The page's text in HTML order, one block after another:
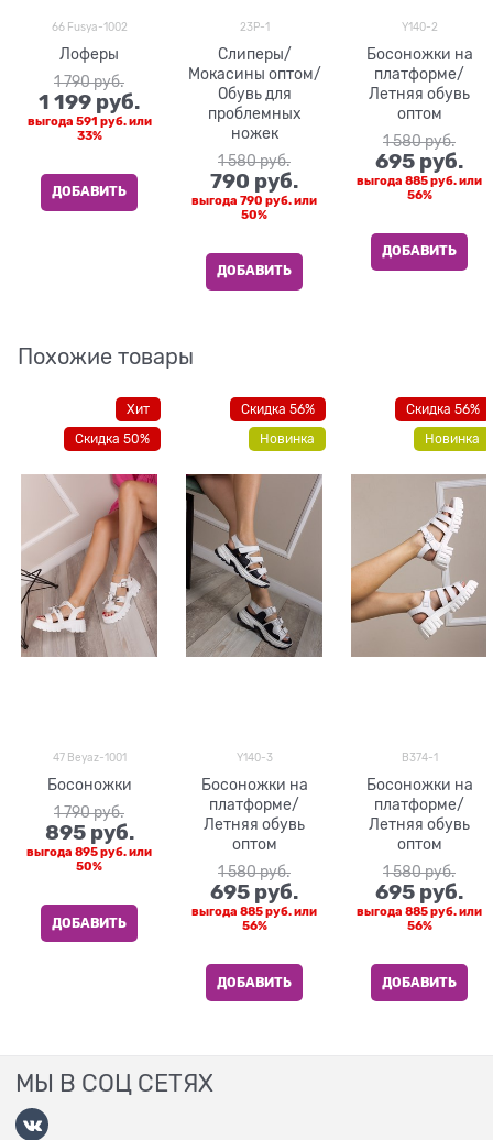
66 Fusya-1002
Лоферы
1 790 руб.
1 199 руб.
выгода 591 руб.или
33%
ДОБАВИТЬ
23P-1
Слиперы/
Мокасины оптом/
Обувь для
проблемных
ножек
1 580 руб.
790 руб.
выгода 790 руб.или
50%
ДОБАВИТЬ
Y140-2
Босоножки на
платформе/
Летняя обувь
оптом
1 580 руб.
695 руб.
выгода 885 руб.или
56%
ДОБАВИТЬ
Похожие товары
47 Beyaz-1001
Хит
Скидка 50%
Босоножки
1 790 руб.
895 руб.
выгода 895 руб.или
50%
ДОБАВИТЬ
Y140-3
Скидка 56%
Новинка
Босоножки на
платформе/
Летняя обувь
оптом
1 580 руб.
695 руб.
выгода 885 руб.или
56%
ДОБАВИТЬ
B374-1
Скидка 56%
Новинка
Босоножки на
платформе/
Летняя обувь
оптом
1 580 руб.
695 руб.
выгода 885 руб.или
56%
ДОБАВИТЬ
МЫ В СОЦ СЕТЯХ